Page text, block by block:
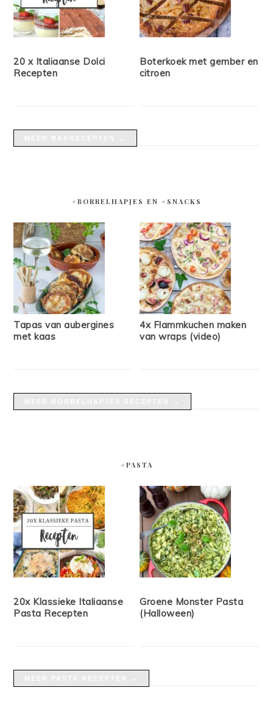
20 x Italiaanse Dolci
Recepten
Boterkoek met gember en
citroen
#BORRELHAPJES EN #SNACKS
Tapas van aubergines
met kaas
4x Flammkuchen maken
van wraps (video)
#PASTA
20x Klassieke Italiaanse
Pasta Recepten
Groene Monster Pasta
(Halloween)